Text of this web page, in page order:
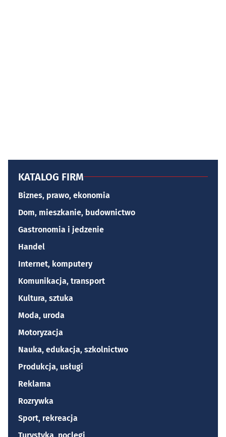
KATALOG FIRM
Biznes, prawo, ekonomia
Dom, mieszkanie, budownictwo
Gastronomia i jedzenie
Handel
Internet, komputery
Komunikacja, transport
Kultura, sztuka
Moda, uroda
Motoryzacja
Nauka, edukacja, szkolnictwo
Produkcja, usługi
Reklama
Rozrywka
Sport, rekreacja
Turystyka, noclegi